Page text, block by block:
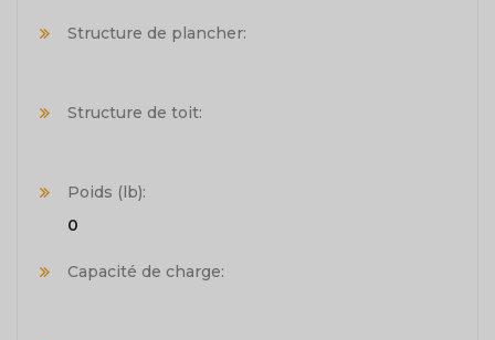
Structure de plancher:
Structure de toit:
Poids (lb):
0
Capacité de charge: